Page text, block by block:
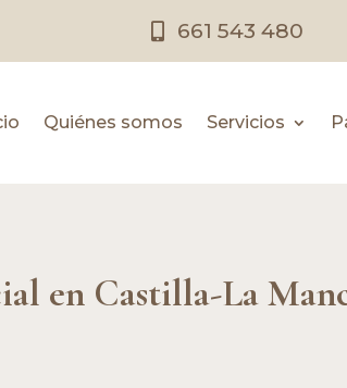
661 543 480
Quiénes somos Servicios
en Castilla-La